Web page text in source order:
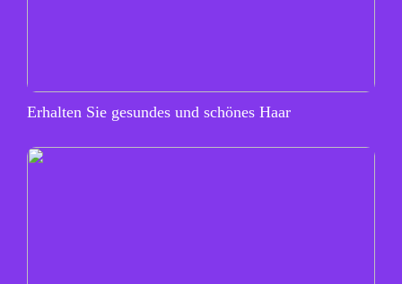
Erhalten Sie gesundes und schönes Haar